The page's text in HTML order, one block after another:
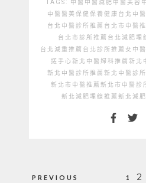
TAGS: 中醫 中醫減肥 中醫美容
中醫醫美保健保養 健康 台北中
台北中醫診所推薦 台北市中醫
台北市診所推薦 台北減肥埋
台北減重推薦 台北診所推薦 女中醫
搓手心新北中醫婦科推薦 新北
新北中醫診所推薦 新北中醫診
新北市中醫推薦 新北市中醫診
新北減肥埋線推薦 新北減
PREVIOUS 1 2